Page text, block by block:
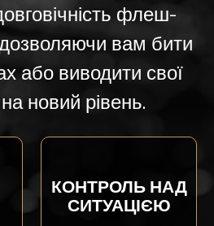
флеш-
вам бити
або виводити свої
на новий рівень.
КОНТРОЛЬ НАД
СИТУАЦІЄЮ